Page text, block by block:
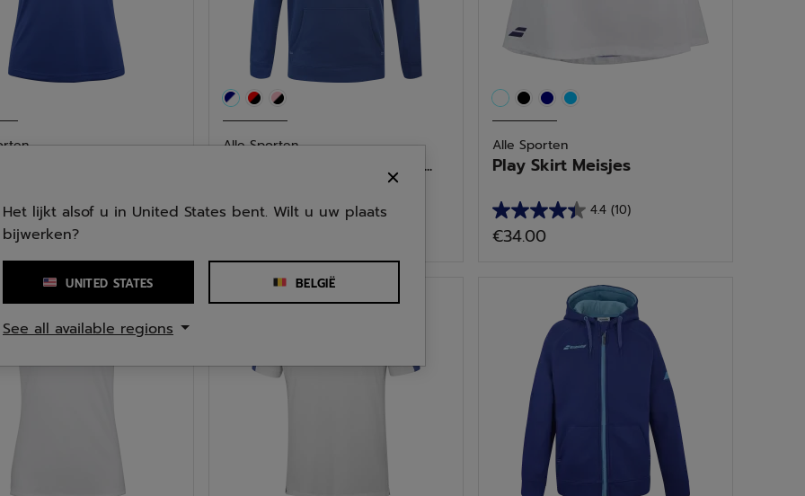
Top Meisjes
5.0 (1)
Alle Sporten
Exercise Hood Sweat Jun...
4.7 (11)
4.7
de
sterren.
Alle Sporten
Play Skirt Meisjes
4.4 (10)
4.4
van
beoordelingen
€34.00
Het lijkt alsof u in United States bent. Wilt u uw plaats
bijwerken?
UNITED STATES BELGIË
See all available regions